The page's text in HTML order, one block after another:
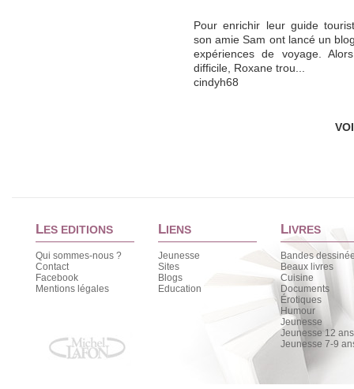
Pour enrichir leur guide
son amie Sam ont lancé un
expériences de voyage.
difficile, Roxane trou...
cindyh68
LES EDITIONS
Qui sommes-nous ?
Contact
Facebook
Mentions légales
LIENS
Jeunesse
Sites
Blogs
Education
LIVRES
Bandes
Beaux livres
Cuisine
Documents
Érotiques
Humour
Jeunesse
Jeunesse 12
Jeunesse 7-9